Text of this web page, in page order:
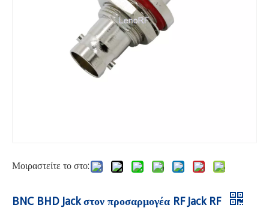
Μοιραστείτε το στο:
BNC BHD Jack στον προσαρμογέα RF Jack RF